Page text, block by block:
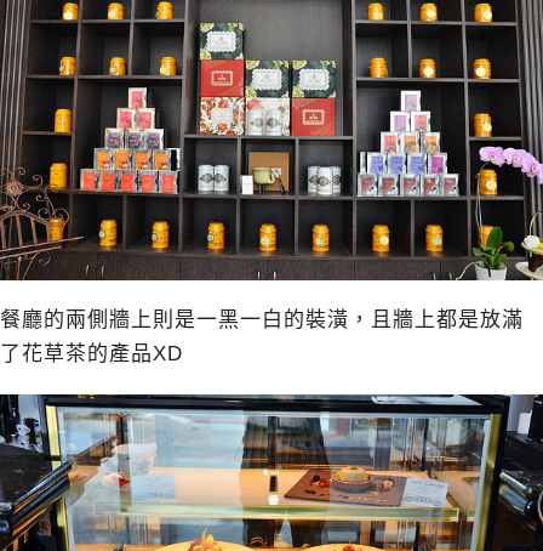
餐廳的兩側牆上則是一黑一白的裝潢，且牆上都是放滿
了花草茶的產品XD